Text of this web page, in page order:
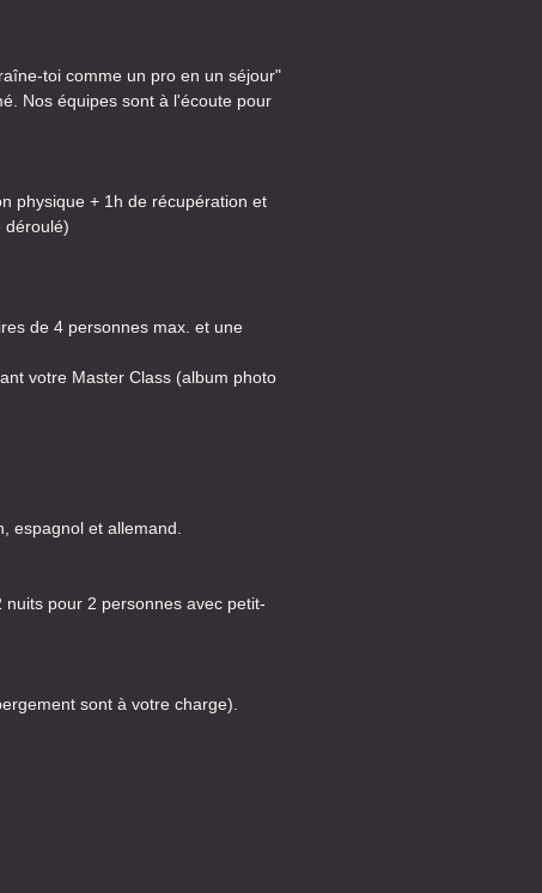
toi comme un pro en un séjour"
Nos équipes sont à l'écoute pour
physique + 1h de récupération et
déroulé)
de 4 personnes max. et une
votre Master Class (album photo
espagnol et allemand.
pour 2 personnes avec petit-
sont à votre charge).